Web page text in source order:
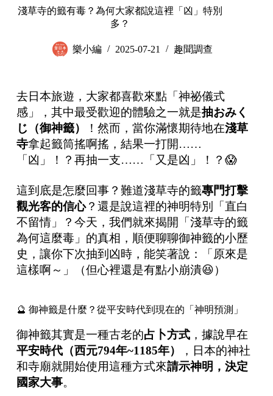
淺草寺的籤有毒？為何大家都說這裡「凶」特別
多？
樂小編 2025-07-21 趣聞調查
去日本旅遊，大家都喜歡來點「神祕儀式
感」，其中最受歡迎的體驗之一就是抽おみく
じ（御神籤）
！然而，當你滿懷期待地在淺草
寺拿起籤筒搖啊搖，結果一打開……
「凶」！？再抽一支……「又是凶」！？😱
這到底是怎麼回事？難道淺草寺的籤專門打擊
觀光客的信心？還是說這裡的神明特別「直白
不留情」？今天，我們就來揭開「淺草寺的籤
為何這麼毒」的真相，順便聊聊御神籤的小歷
史，讓你下次抽到凶時，能笑著說：「原來是
這樣啊～」（但心裡還是有點小崩潰😆）
🔮 御神籤是什麼？從平安時代到現在的「神明預測」
御神籤其實是一種古老的占卜方式，據說早在
平安時代（西元794年~1185年）
，日本的神社
和寺廟就開始使用這種方式來請示神明，決定
國家大事。